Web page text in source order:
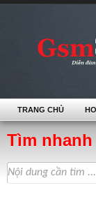
Tìm
TRANG CHỦ